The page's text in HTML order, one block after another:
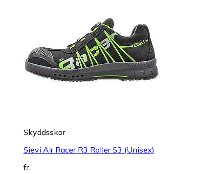
Skyddsskor
Sievi Air Racer R3 Roller S3 (Unisex)
fr.